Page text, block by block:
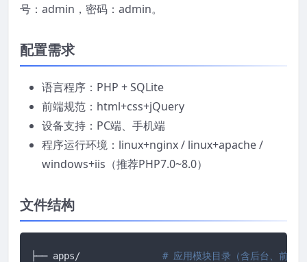
号：admin，密码：admin。
配置需求
语言程序：PHP + SQLite
前端规范：html+css+jQuery
设备支持：PC端、手机端
程序运行环境：linux+nginx / linux+apache /
windows+iis（推荐PHP7.0~8.0）
文件结构
# 应用模块目录（含后台、前台